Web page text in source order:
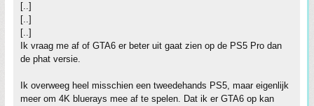
[..]
[..]
[..]
Ik vraag me af of GTA6 er beter uit gaat zien op de PS5 Pro dan
de phat versie.
Ik overweeg heel misschien een tweedehands PS5, maar eigenlijk
meer om 4K bluerays mee af te spelen. Dat ik er GTA6 op kan